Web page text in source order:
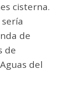
cisterna.
de
de
del